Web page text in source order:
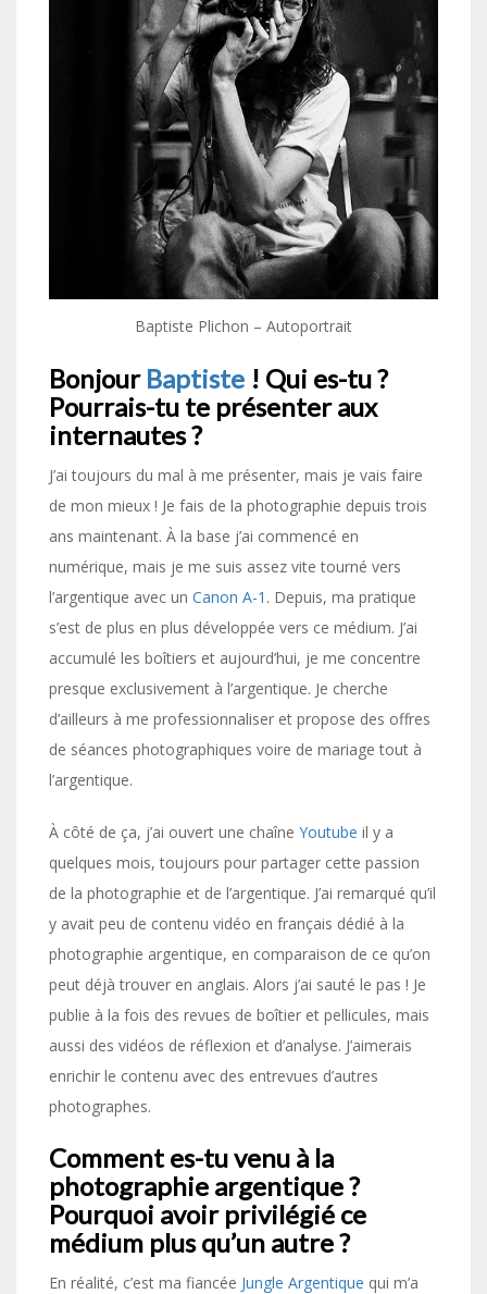
Baptiste Plichon – Autoportrait
Bonjour Baptiste ! Qui es-tu ?
Pourrais-tu te présenter aux
internautes ?
J’ai toujours du mal à me présenter, mais je vais faire
de mon mieux ! Je fais de la photographie depuis trois
ans maintenant. À la base j’ai commencé en
numérique, mais je me suis assez vite tourné vers
l’argentique avec un Canon A-1 . Depuis, ma pratique
s’est de plus en plus développée vers ce médium. J’ai
accumulé les boîtiers et aujourd’hui, je me concentre
presque exclusivement à l’argentique. Je cherche
d’ailleurs à me professionnaliser et propose des offres
de séances photographiques voire de mariage tout à
l’argentique.
À côté de ça, j’ai ouvert une chaîne Youtube il y a
quelques mois, toujours pour partager cette passion
de la photographie et de l’argentique. J’ai remarqué qu’il
y avait peu de contenu vidéo en français dédié à la
photographie argentique, en comparaison de ce qu’on
peut déjà trouver en anglais. Alors j’ai sauté le pas ! Je
publie à la fois des revues de boîtier et pellicules, mais
aussi des vidéos de réflexion et d’analyse. J’aimerais
enrichir le contenu avec des entrevues d’autres
photographes.
Comment es-tu venu à la
photographie argentique ?
Pourquoi avoir privilégié ce
médium plus qu’un autre ?
En réalité, c’est ma fiancée Jungle Argentique qui m’a